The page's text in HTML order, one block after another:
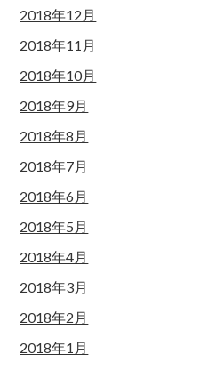
2018年12月
2018年11月
2018年10月
2018年9月
2018年8月
2018年7月
2018年6月
2018年5月
2018年4月
2018年3月
2018年2月
2018年1月